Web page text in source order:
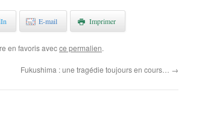
E-mail Imprimer
en favoris avecce permalien.
Fukushima : une tragédie toujours en cours… →